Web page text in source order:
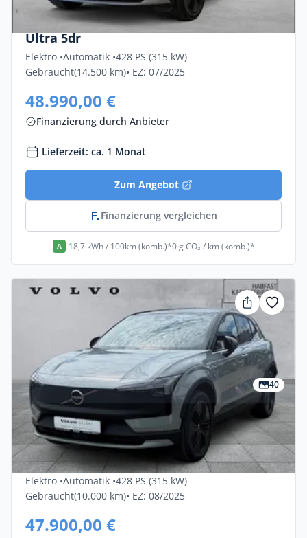
Volvo Ex30 Twin Motor Performance AWD
Ultra 5dr
Elektro •Automatik •428 PS (315 kW)
Gebraucht(14.500 km)• EZ: 07/2025
48.990,00 €
Finanzierung durch Anbieter
Lieferzeit: ca. 1 Monat
Zum Angebot
Finanzierung vergleichen
A 18,7 kWh / 100km (komb.)*0 g CO₂ / km (komb.)*
40
Gewerbe & Privat
Volvo Ex30 Twin Motor Performance AWD
Ultra 5dr
Elektro •Automatik •428 PS (315 kW)
Gebraucht(10.000 km)• EZ: 08/2025
47.900,00 €